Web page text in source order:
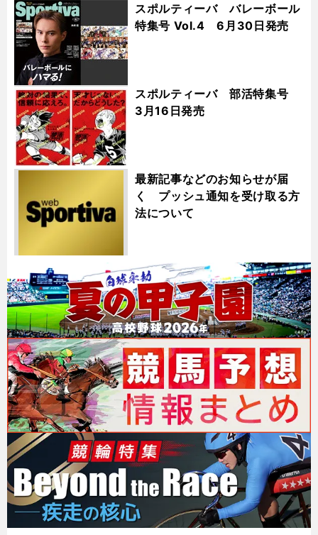
スポルティーバ バレーボール
特集号 Vol.4 6月30日発売
スポルティーバ 部活特集号
3月16日発売
最新記事などのお知らせが届
く プッシュ通知を受け取る方
法について